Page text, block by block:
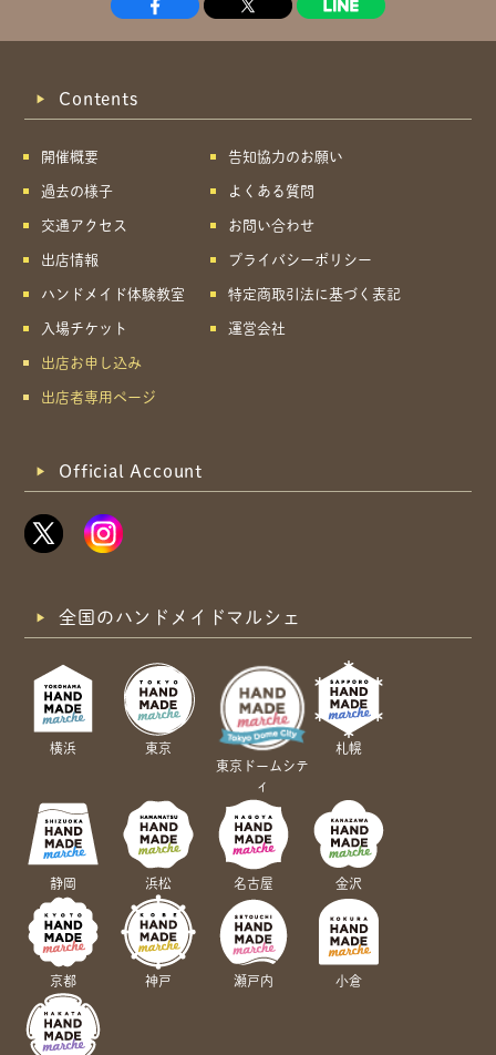
Contents
開催概要
過去の様子
交通アクセス
出店情報
ハンドメイド体験教室
入場チケット
出店お申し込み
出店者専用ページ
告知協力のお願い
よくある質問
お問い合わせ
プライバシーポリシー
特定商取引法に基づく表記
運営会社
Official Account
全国のハンドメイドマルシェ
横浜
東京
東京ドームシテ
ィ
札幌
静岡 浜松 名古屋 金沢
京都 神戸 瀬戸内 小倉